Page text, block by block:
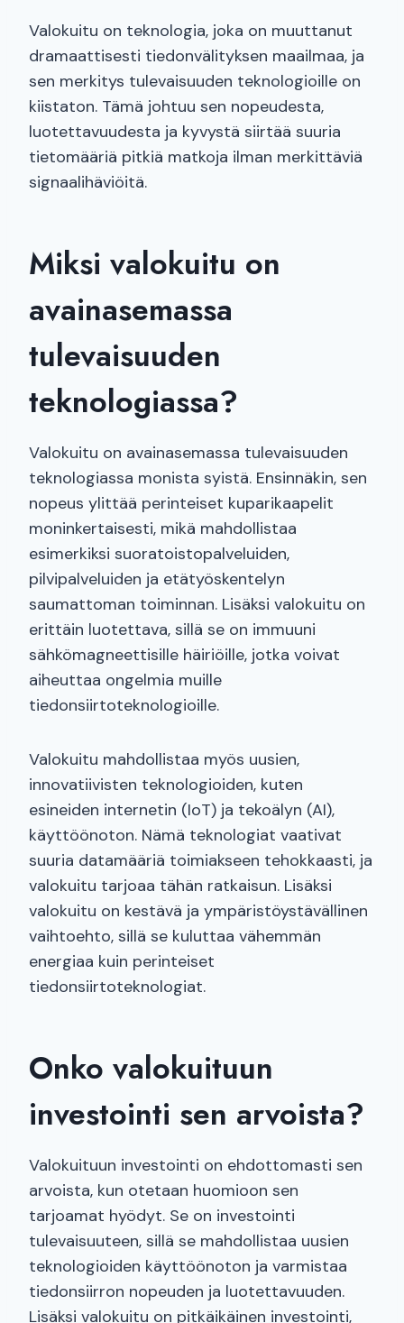
Valokuitu on teknologia, joka on muuttanut
dramaattisesti tiedonvälityksen maailmaa, ja
sen merkitys tulevaisuuden teknologioille on
kiistaton. Tämä johtuu sen nopeudesta,
luotettavuudesta ja kyvystä siirtää suuria
tietomääriä pitkiä matkoja ilman merkittäviä
signaalihäviöitä.
Miksi valokuitu on
avainasemassa
tulevaisuuden
teknologiassa?
Valokuitu on avainasemassa tulevaisuuden
teknologiassa monista syistä. Ensinnäkin, sen
nopeus ylittää perinteiset kuparikaapelit
moninkertaisesti, mikä mahdollistaa
esimerkiksi suoratoistopalveluiden,
pilvipalveluiden ja etätyöskentelyn
saumattoman toiminnan. Lisäksi valokuitu on
erittäin luotettava, sillä se on immuuni
sähkömagneettisille häiriöille, jotka voivat
aiheuttaa ongelmia muille
tiedonsiirtoteknologioille.
Valokuitu mahdollistaa myös uusien,
innovatiivisten teknologioiden, kuten
esineiden internetin (IoT) ja tekoälyn (AI),
käyttöönoton. Nämä teknologiat vaativat
suuria datamääriä toimiakseen tehokkaasti, ja
valokuitu tarjoaa tähän ratkaisun. Lisäksi
valokuitu on kestävä ja ympäristöystävällinen
vaihtoehto, sillä se kuluttaa vähemmän
energiaa kuin perinteiset
tiedonsiirtoteknologiat.
Onko valokuituun
investointi sen arvoista?
Valokuituun investointi on ehdottomasti sen
arvoista, kun otetaan huomioon sen
tarjoamat hyödyt. Se on investointi
tulevaisuuteen, sillä se mahdollistaa uusien
teknologioiden käyttöönoton ja varmistaa
tiedonsiirron nopeuden ja luotettavuuden.
Lisäksi valokuitu on pitkäikäinen investointi,